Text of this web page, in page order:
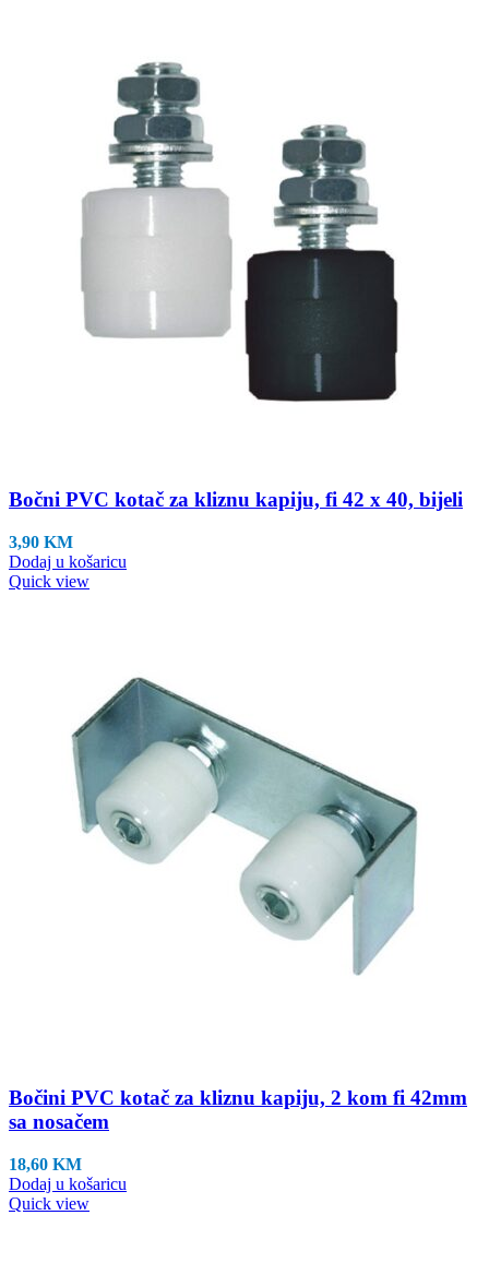
Bočni PVC kotač za kliznu kapiju, fi 42 x 40, bijeli
3,90 KM
Dodaj u košaricu
Quick view
Bočini PVC kotač za kliznu kapiju, 2 kom fi 42mm
sa nosačem
18,60 KM
Dodaj u košaricu
Quick view